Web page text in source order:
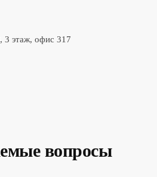
3 этаж, офис 317
вопросы